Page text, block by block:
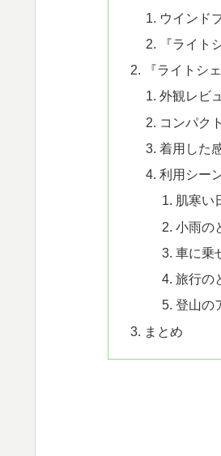
ウインド
『ライト
『ライトシ
外観レビ
コンパク
着用した
利用シー
肌寒い
小雨の
車に乗
旅行の
登山の
まとめ